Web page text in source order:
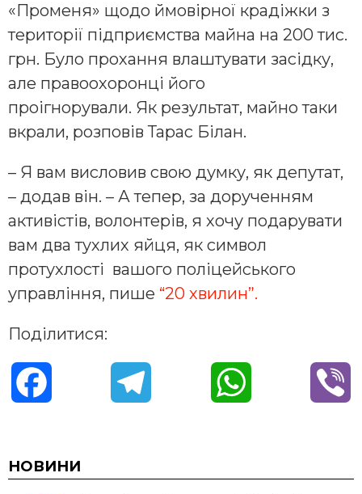
«Променя» щодо ймовірної крадіжки з
території підприємства майна на 200 тис.
грн. Було прохання влаштувати засідку,
але правоохоронці його
проігнорували. Як результат, майно таки
вкрали, розповів Тарас Білан.
– Я вам висловив свою думку, як депутат,
– додав він. – А тепер, за дорученням
активістів, волонтерів, я хочу подарувати
вам два тухлих яйця, як символ
протухлості вашого поліцейського
управління, пише “20 хвилин”.
Поділитися:
c
НОВИНИ